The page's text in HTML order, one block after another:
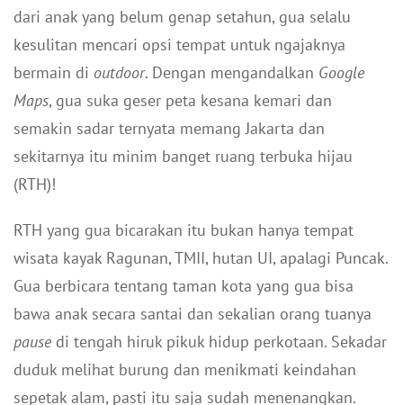
dari anak yang belum genap setahun, gua selalu
kesulitan mencari opsi tempat untuk ngajaknya
bermain di outdoor. Dengan mengandalkan Google
Maps, gua suka geser peta kesana kemari dan
semakin sadar ternyata memang Jakarta dan
sekitarnya itu minim banget ruang terbuka hijau
(RTH)!
RTH yang gua bicarakan itu bukan hanya tempat
wisata kayak Ragunan, TMII, hutan UI, apalagi Puncak.
Gua berbicara tentang taman kota yang gua bisa
bawa anak secara santai dan sekalian orang tuanya
pause di tengah hiruk pikuk hidup perkotaan. Sekadar
duduk melihat burung dan menikmati keindahan
sepetak alam, pasti itu saja sudah menenangkan.